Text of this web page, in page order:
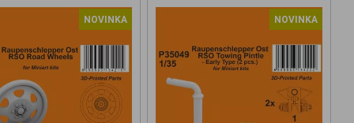
NOVINKA NOVINKA